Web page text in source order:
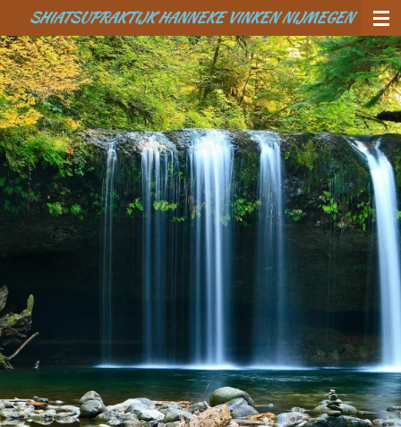
direct
naar
de
hoofdinhoud
SHIATSUPRAKTIJK HANNEKE VINKEN NIJMEGEN